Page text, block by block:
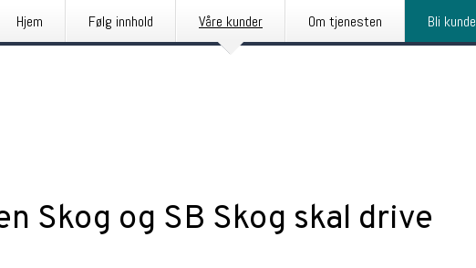
Hjem Følg innhold Våre kunder Om tjenesten Bli kunde
Skog og SB Skog skal drive